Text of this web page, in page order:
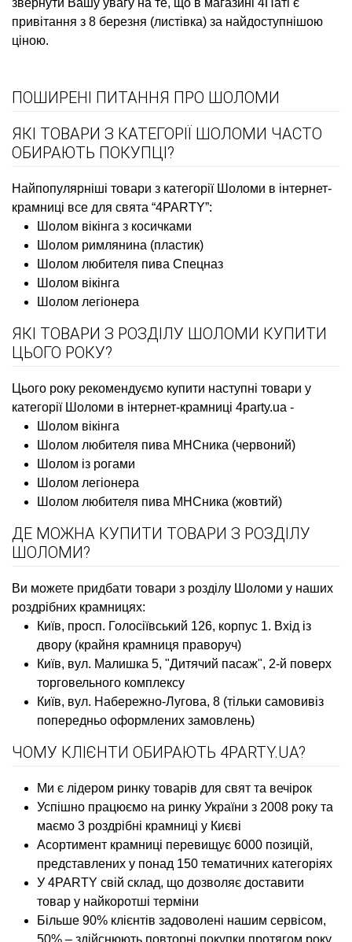
звернути Вашу увагу на те, що в магазині 4Паті є
привітання з 8 березня (листівка) за найдоступнішою
ціною.
ПОШИРЕНІ ПИТАННЯ ПРО ШОЛОМИ
ЯКІ ТОВАРИ З КАТЕГОРІЇ ШОЛОМИ ЧАСТО
ОБИРАЮТЬ ПОКУПЦІ?
Найпопулярніші товари з категорії Шоломи в інтернет-
крамниці все для свята “4PARTY”:
Шолом вікінга з косичками
Шолом римлянина (пластик)
Шолом любителя пива Спецназ
Шолом вікінга
Шолом легіонера
ЯКІ ТОВАРИ З РОЗДІЛУ ШОЛОМИ КУПИТИ
ЦЬОГО РОКУ?
Цього року рекомендуємо купити наступні товари у
категорії Шоломи в інтернет-крамниці 4party.ua -
Шолом вікінга
Шолом любителя пива МНСника (червоний)
Шолом із рогами
Шолом легіонера
Шолом любителя пива МНСника (жовтий)
ДЕ МОЖНА КУПИТИ ТОВАРИ З РОЗДІЛУ
ШОЛОМИ?
Ви можете придбати товари з розділу Шоломи у наших
роздрібних крамницях:
Київ, просп. Голосіївський 126, корпус 1. Вхід із
двору (крайня крамниця праворуч)
Київ, вул. Малишка 5, "Дитячий пасаж", 2-й поверх
торговельного комплексу
Київ, вул. Набережно-Лугова, 8 (тільки самовивіз
попередньо оформлених замовлень)
ЧОМУ КЛІЄНТИ ОБИРАЮТЬ 4PARTY.UA?
Ми є лідером ринку товарів для свят та вечірок
Успішно працюємо на ринку України з 2008 року та
маємо 3 роздрібні крамниці у Києві
Асортимент крамниці перевищує 6000 позицій,
представлених у понад 150 тематичних категоріях
У 4PARTY свій склад, що дозволяє доставити
товар у найкоротші терміни
Більше 90% клієнтів задоволені нашим сервісом,
50% – здійснюють повторні покупки протягом року